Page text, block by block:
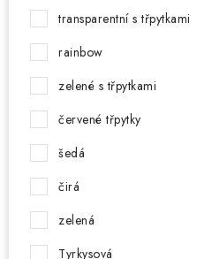
transparentní s třpytkami
rainbow
zelené s třpytkami
červené třpytky
šedá
čirá
zelená
Tyrkysová